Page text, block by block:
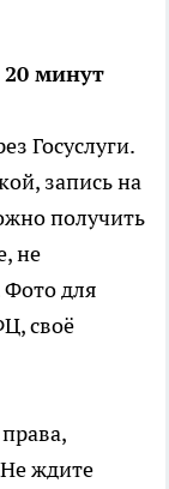
20 минут
Госуслуги.
запись на
получить
не
Фото для
своё
Не ждите